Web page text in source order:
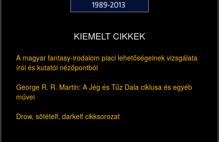
KIEMELT CIKKEK
A magyar fantasy-irodalom piaci lehetőségeinek vizsgálata
írói és kutatói nézőpontból
George R. R. Martin: A Jég és Tűz Dala ciklusa és egyéb
művei
Drow, sötételf, darkelf cikksorozat